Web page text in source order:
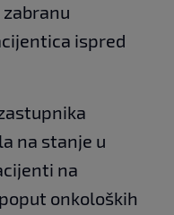
ispred
na stanje u
na
onkoloških